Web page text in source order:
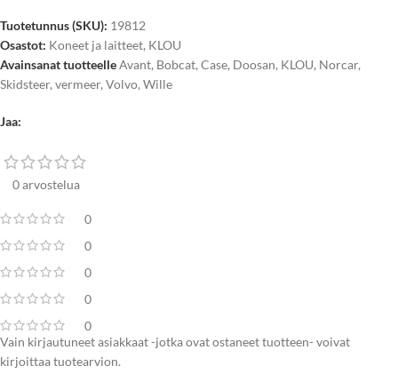
Tuotetunnus (SKU): 19812
Osastot: Koneet ja laitteet, KLOU
Avainsanat tuotteelleAvant, Bobcat, Case, Doosan, KLOU, Norcar,
Skidsteer, vermeer, Volvo, Wille
Jaa:
0 arvostelua
0
0
0
0
0
Vain kirjautuneet asiakkaat -jotka ovat ostaneet tuotteen- voivat
kirjoittaa tuotearvion.